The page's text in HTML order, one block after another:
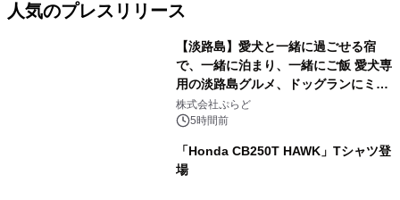
人気のプレスリリース
【淡路島】愛犬と一緒に過ごせる宿
で、一緒に泊まり、一緒にご飯 愛犬専
用の淡路島グルメ、ドッグランにミニ
プール グランピングとトレーラーハウ
スの2施設で
株式会社ぷらど
5時間前
「Honda CB250T HAWK」Tシャツ登
場